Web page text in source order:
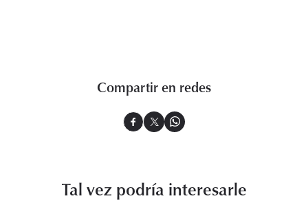
Compartir en redes
Tal vez podría interesarle